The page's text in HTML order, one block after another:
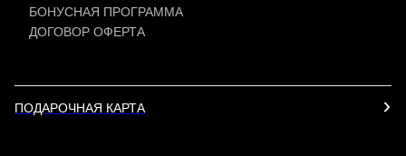
БОНУСНАЯ ПРОГРАММА
ДОГОВОР ОФЕРТА
ПОДАРОЧНАЯ КАРТА